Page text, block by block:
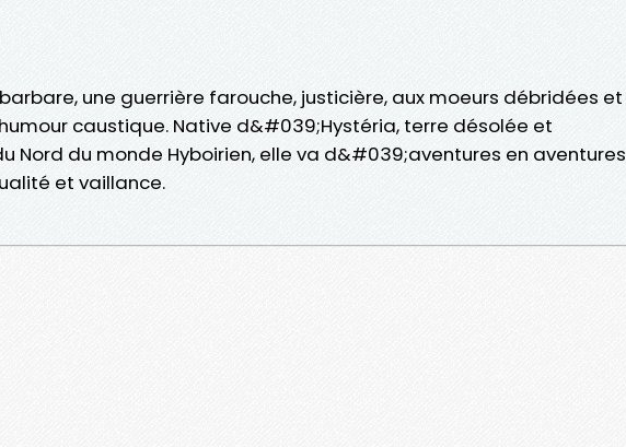
une guerrière farouche, justicière, aux moeurs débridées et
caustique. Native d&#039;Hystéria, terre désolée et
Nord du monde Hyboirien, elle va d&#039;aventures en aventures
et vaillance.